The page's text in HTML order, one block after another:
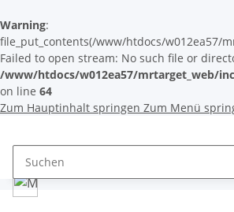
Warning:
file_put_contents(/www/htdocs/w012ea57/
Failed to open stream: No such file or
/www/htdocs/w012ea57/mrtarget_web/
on line 64
Zum Hauptinhalt springen Zum Menü